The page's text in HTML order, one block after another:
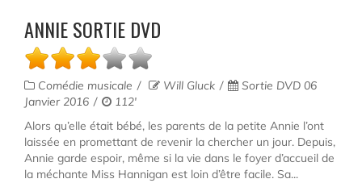
ANNIE SORTIE DVD
Comédie musicale Will Gluck
Sortie DVD 06
Janvier 2016
112'
Alors qu’elle était bébé, les parents de la petite Annie l’ont
laissée en promettant de revenir la chercher un jour. Depuis,
Annie garde espoir, même si la vie dans le foyer d’accueil de
la méchante Miss Hannigan est loin d’être facile. Sa...